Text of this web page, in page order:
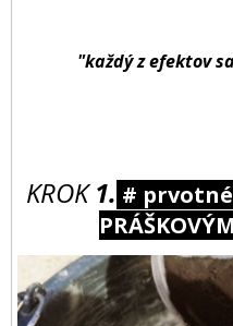
"každý z efektov
KROK1. #